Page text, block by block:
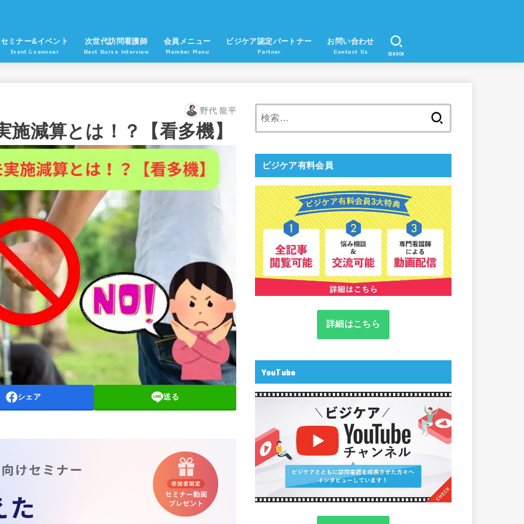
セミナー&イベント
Event＆seminar
次世代訪問看護師
Next Nurse Interview
会員メニュー
Member Menu
ビジケア認定パートナー
Partner
お問い合わせ
Contact Us SEARCH
野代 龍平
減算とは！？【看多機】
シェア 送る
ビジケア有料会員
詳細はこちら
YouTube